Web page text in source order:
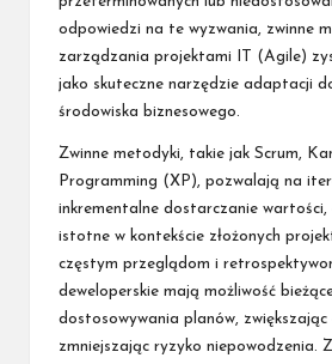
odpowiedzi na te wyzwania, zwinne
zarządzania projektami IT (Agile)
jako skuteczne narzędzie adaptacji
środowiska biznesowego.
Zwinne metodyki, takie jak Scrum,
Programming (XP), pozwalają na
inkrementalne dostarczanie wartości,
istotne w kontekście złożonych
częstym przeglądom i
deweloperskie mają możliwość
dostosowywania planów,
zmniejszając ryzyko niepowodzenia.